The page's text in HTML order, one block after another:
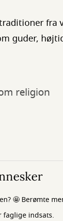
fra
guder,
religion
🤩 Berømte
faglige indsats.